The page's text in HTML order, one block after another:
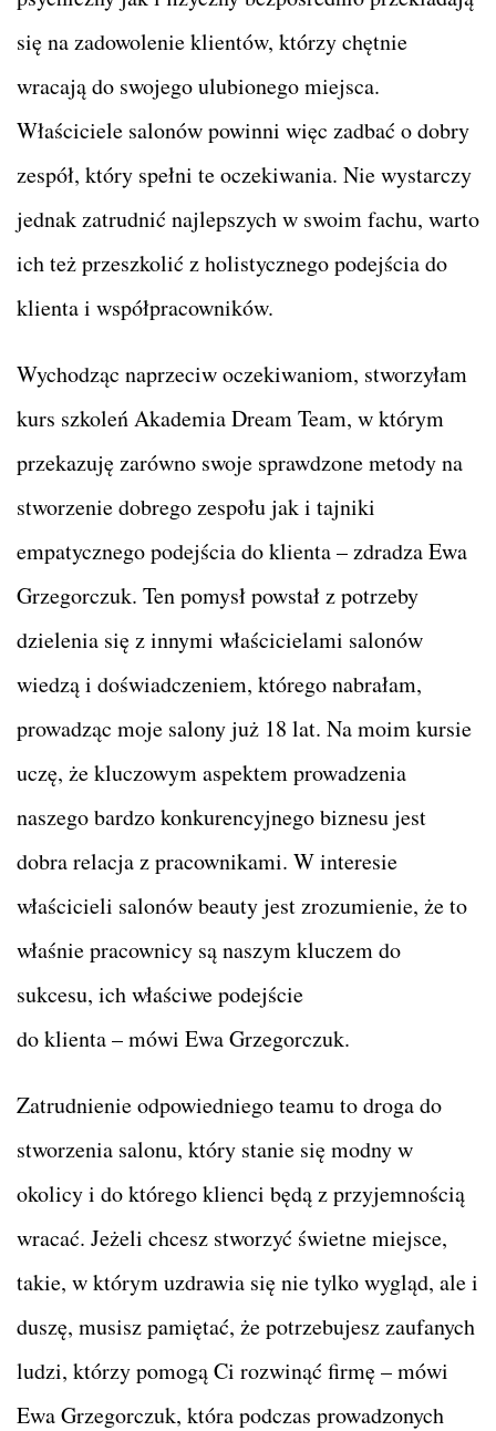
się na zadowolenie klientów, którzy chętnie
wracają do swojego ulubionego miejsca.
Właściciele salonów powinni więc zadbać o dobry
zespół, który spełni te oczekiwania. Nie wystarczy
jednak zatrudnić najlepszych w swoim fachu, warto
ich też przeszkolić z holistycznego podejścia do
klienta i współpracowników.
Wychodząc naprzeciw oczekiwaniom, stworzyłam
kurs szkoleń Akademia Dream Team, w którym
przekazuję zarówno swoje sprawdzone metody na
stworzenie dobrego zespołu jak i tajniki
empatycznego podejścia do klienta – zdradza Ewa
Grzegorczuk. Ten pomysł powstał z potrzeby
dzielenia się z innymi właścicielami salonów
wiedzą i doświadczeniem, którego nabrałam,
prowadząc moje salony już 18 lat. Na moim kursie
uczę, że kluczowym aspektem prowadzenia
naszego bardzo konkurencyjnego biznesu jest
dobra relacja z pracownikami. W interesie
właścicieli salonów beauty jest zrozumienie, że to
właśnie pracownicy są naszym kluczem do
sukcesu, ich właściwe podejście
do klienta – mówi Ewa Grzegorczuk.
Zatrudnienie odpowiedniego teamu to droga do
stworzenia salonu, który stanie się modny w
okolicy i do którego klienci będą z przyjemnością
wracać. Jeżeli chcesz stworzyć świetne miejsce,
takie, w którym uzdrawia się nie tylko wygląd, ale i
duszę, musisz pamiętać, że potrzebujesz zaufanych
ludzi, którzy pomogą Ci rozwinąć firmę – mówi
Ewa Grzegorczuk, która podczas prowadzonych